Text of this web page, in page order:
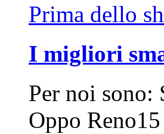
Prima dello
I migliori
Per noi sono:
Oppo